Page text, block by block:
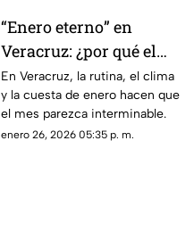
“Enero eterno” en
Veracruz: ¿por qué el
primer mes del año se
siente más largo?
En Veracruz, la rutina, el clima
y la cuesta de enero hacen que
el mes parezca interminable.
enero 26, 2026 05:35 p. m.